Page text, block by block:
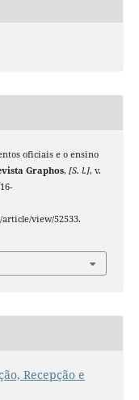
oficiais e o ensino
Graphos, [S. l.], v.
view/52533.
Recepção e